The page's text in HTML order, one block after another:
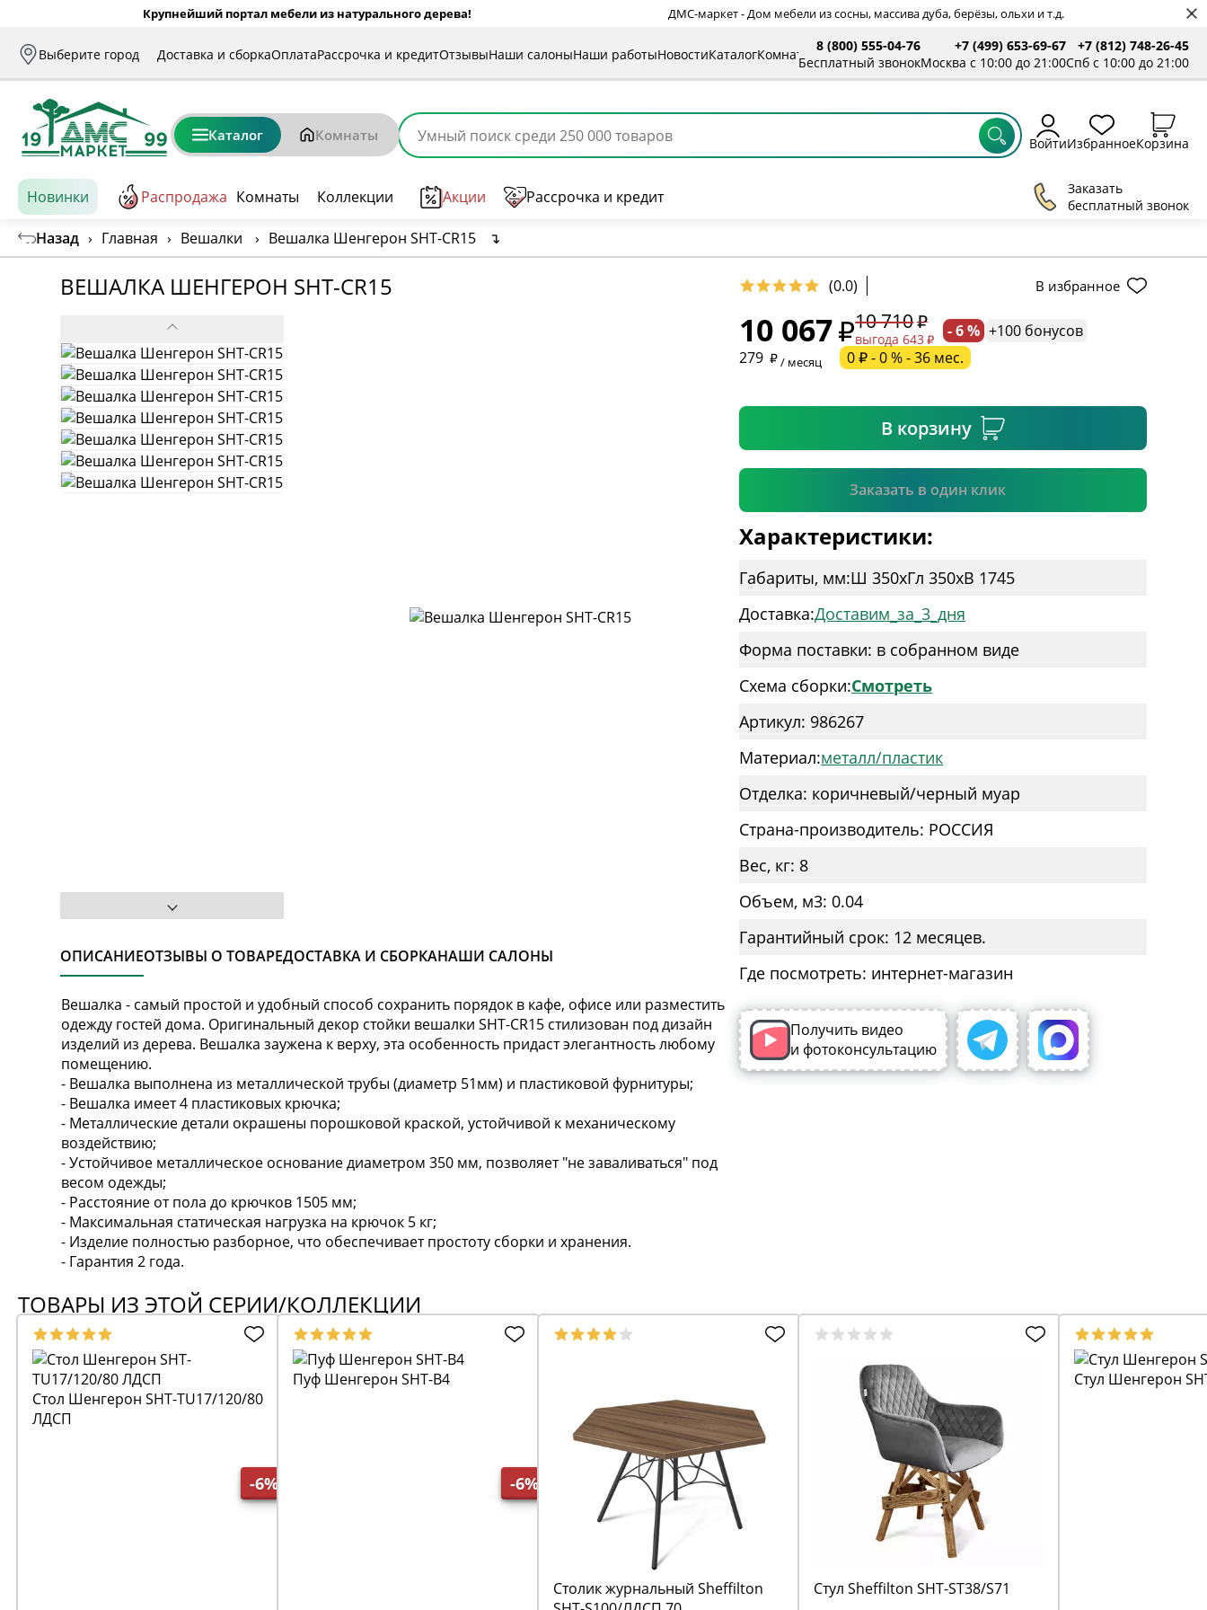
Крупнейший портал мебели из натурального дерева! ДМС-маркет - Дом мебели из сосны, массива дуба, берёзы, ольхи и т.д.
Выберите город Доставка и сборкаОплатаРассрочка и кредитОтзывыНаши салоныНаши работыНовостиКаталогКомнаты
8 (800) 555-04-76
Бесплатный звонок
+7 (499) 653-69-67
Москва с 10:00 до 21:00
+7 (812) 748-26-45
Спб с 10:00 до 21:00
Каталог Комнаты ВойтиИзбранноеКорзина
Новинки Распродажа Комнаты Коллекции Акции Рассрочка и кредит
Заказать
бесплатный звонок
Назад › Главная › Вешалки › Вешалка Шенгерон SHT-CR15 ↴
ВЕШАЛКА ШЕНГЕРОН SHT-CR15 (0.0) В избранное
ОПИСАНИЕОТЗЫВЫ О ТОВАРЕДОСТАВКА И СБОРКАНАШИ САЛОНЫ
Вешалка - самый простой и удобный способ сохранить порядок в кафе, офисе или разместить
одежду гостей дома. Оригинальный декор стойки вешалки SHT-CR15 стилизован под дизайн
изделий из дерева. Вешалка заужена к верху, эта особенность придаст элегантность любому
помещению.
- Вешалка выполнена из металлической трубы (диаметр 51мм) и пластиковой фурнитуры;
- Вешалка имеет 4 пластиковых крючка;
- Металлические детали окрашены порошковой краской, устойчивой к механическому
воздействию;
- Устойчивое металлическое основание диаметром 350 мм, позволяет "не заваливаться" под
весом одежды;
- Расстояние от пола до крючков 1505 мм;
- Максимальная статическая нагрузка на крючок 5 кг;
- Изделие полностью разборное, что обеспечивает простоту сборки и хранения.
- Гарантия 2 года.
10 067 10 710
выгода 643 - 6 % +100 бонусов
279
/ месяц 0 ₽ - 0 % - 36 мес.
В корзину
Заказать в один клик
* необязательное поле
Подтвердить
Характеристики:
Габариты, мм:Ш 350xГл 350xВ 1745
Доставка:Доставим_за_3_дня
Форма поставки: в собранном виде
Схема сборки:Смотреть
Артикул: 986267
Материал:металл/пластик
Отделка: коричневый/черный муар
Страна-производитель: РОССИЯ
Вес, кг: 8
Объем, м3: 0.04
Гарантийный срок: 12 месяцев.
Где посмотреть: интернет-магазин
Получить видео
и фотоконсультацию
ТОВАРЫ ИЗ ЭТОЙ СЕРИИ/КОЛЛЕКЦИИ
-6%
Стол Шенгерон SHT-TU17/120/80
ЛДСП
-6%
Пуф Шенгерон SHT-B4
Столик журнальный Sheffilton
Стул Sheffilton SHT-ST38/S71
Стул Шенгерон